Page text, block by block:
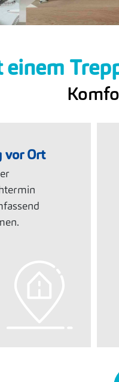
einem
vor Ort